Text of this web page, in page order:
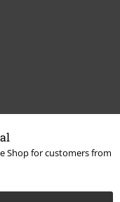
Shop for customers from